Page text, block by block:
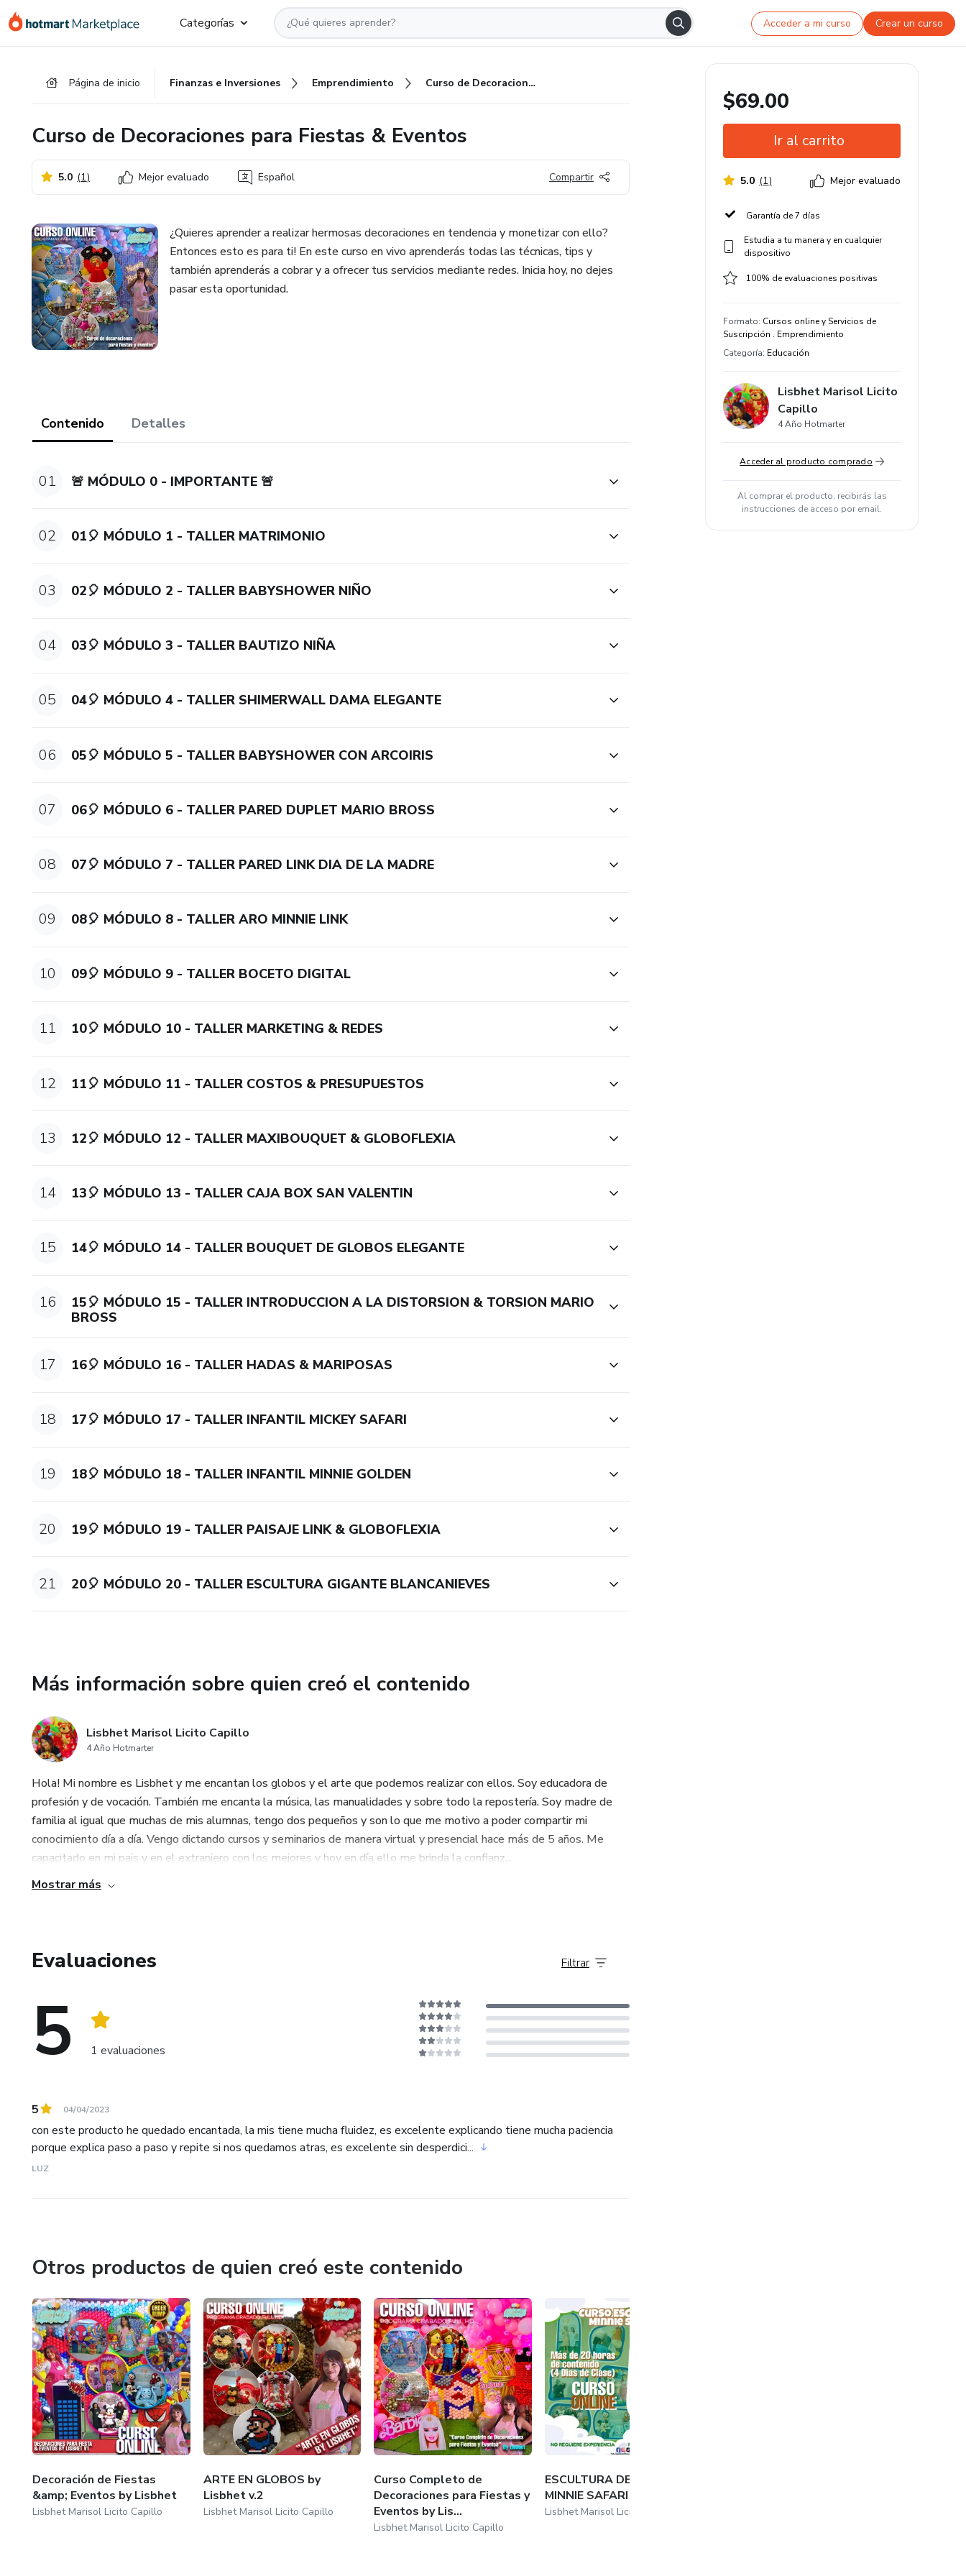
Categorías Acceder a mi curso Crear un curso
Página de inicio Finanzas e Inversiones Emprendimiento Curso de Decoraciones para Fiestas & Eventos
Curso de Decoraciones para Fiestas & Eventos
5.0 (1) Mejor evaluado Español Compartir
¿Quieres aprender a realizar hermosas decoraciones en tendencia y monetizar con ello?
Entonces esto es para ti! En este curso en vivo aprenderás todas las técnicas, tips y
también aprenderás a cobrar y a ofrecer tus servicios mediante redes. Inicia hoy, no dejes
pasar esta oportunidad.
Contenido Detalles
01 🚨 MÓDULO 0 - IMPORTANTE 🚨
02 01🎈 MÓDULO 1 - TALLER MATRIMONIO
03 02🎈 MÓDULO 2 - TALLER BABYSHOWER NIÑO
04 03🎈 MÓDULO 3 - TALLER BAUTIZO NIÑA
05 04🎈 MÓDULO 4 - TALLER SHIMERWALL DAMA ELEGANTE
06 05🎈 MÓDULO 5 - TALLER BABYSHOWER CON ARCOIRIS
07 06🎈 MÓDULO 6 - TALLER PARED DUPLET MARIO BROSS
08 07🎈 MÓDULO 7 - TALLER PARED LINK DIA DE LA MADRE
09 08🎈 MÓDULO 8 - TALLER ARO MINNIE LINK
10 09🎈 MÓDULO 9 - TALLER BOCETO DIGITAL
11 10🎈 MÓDULO 10 - TALLER MARKETING & REDES
12 11🎈 MÓDULO 11 - TALLER COSTOS & PRESUPUESTOS
13 12🎈 MÓDULO 12 - TALLER MAXIBOUQUET & GLOBOFLEXIA
14 13🎈 MÓDULO 13 - TALLER CAJA BOX SAN VALENTIN
15 14🎈 MÓDULO 14 - TALLER BOUQUET DE GLOBOS ELEGANTE
16
15🎈 MÓDULO 15 - TALLER INTRODUCCION A LA DISTORSION & TORSION MARIO
BROSS
17 16🎈 MÓDULO 16 - TALLER HADAS & MARIPOSAS
18 17🎈 MÓDULO 17 - TALLER INFANTIL MICKEY SAFARI
19 18🎈 MÓDULO 18 - TALLER INFANTIL MINNIE GOLDEN
20 19🎈 MÓDULO 19 - TALLER PAISAJE LINK & GLOBOFLEXIA
21 20🎈 MÓDULO 20 - TALLER ESCULTURA GIGANTE BLANCANIEVES
Más información sobre quien creó el contenido
Lisbhet Marisol Licito Capillo
4 Año Hotmarter
Hola! Mi nombre es Lisbhet y me encantan los globos y el arte que podemos realizar con ellos. Soy educadora de
profesión y de vocación. También me encanta la música, las manualidades y sobre todo la repostería. Soy madre de
familia al igual que muchas de mis alumnas, tengo dos pequeños y son lo que me motivo a poder compartir mi
conocimiento día a día. Vengo dictando cursos y seminarios de manera virtual y presencial hace más de 5 años. Me
capacitado en mi pais y en el extranjero con los mejores y hoy en día ello me brinda la confianz...
Mostrar más
Evaluaciones
5 1 evaluaciones
Filtrar
5 04/04/2023
con este producto he quedado encantada, la mis tiene mucha fluidez, es excelente explicando tiene mucha paciencia
porque explica paso a paso y repite si nos quedamos atras, es excelente sin desperdici...
LUZ
Otros productos de quien creó este contenido
Decoración de Fiestas
&amp; Eventos by Lisbhet
Lisbhet Marisol Licito Capillo
ARTE EN GLOBOS by
Lisbhet v.2
Lisbhet Marisol Licito Capillo
Curso Completo de
Decoraciones para Fiestas y
Eventos by Lis...
Lisbhet Marisol Licito Capillo
ESCULTURA DECORATIVA
MINNIE SAFARI by Lisbhet
Lisbhet Marisol Licito Capillo
$69.00
Ir al carrito
5.0 (1) Mejor evaluado
Garantía de 7 días
Estudia a tu manera y en cualquier
dispositivo
100% de evaluaciones positivas
Formato: Cursos online y Servicios de
Suscripción . Emprendimiento
Categoría: Educación
Lisbhet Marisol Licito
Capillo
4 Año Hotmarter
Acceder al producto comprado
Al comprar el producto, recibirás las
instrucciones de acceso por email.